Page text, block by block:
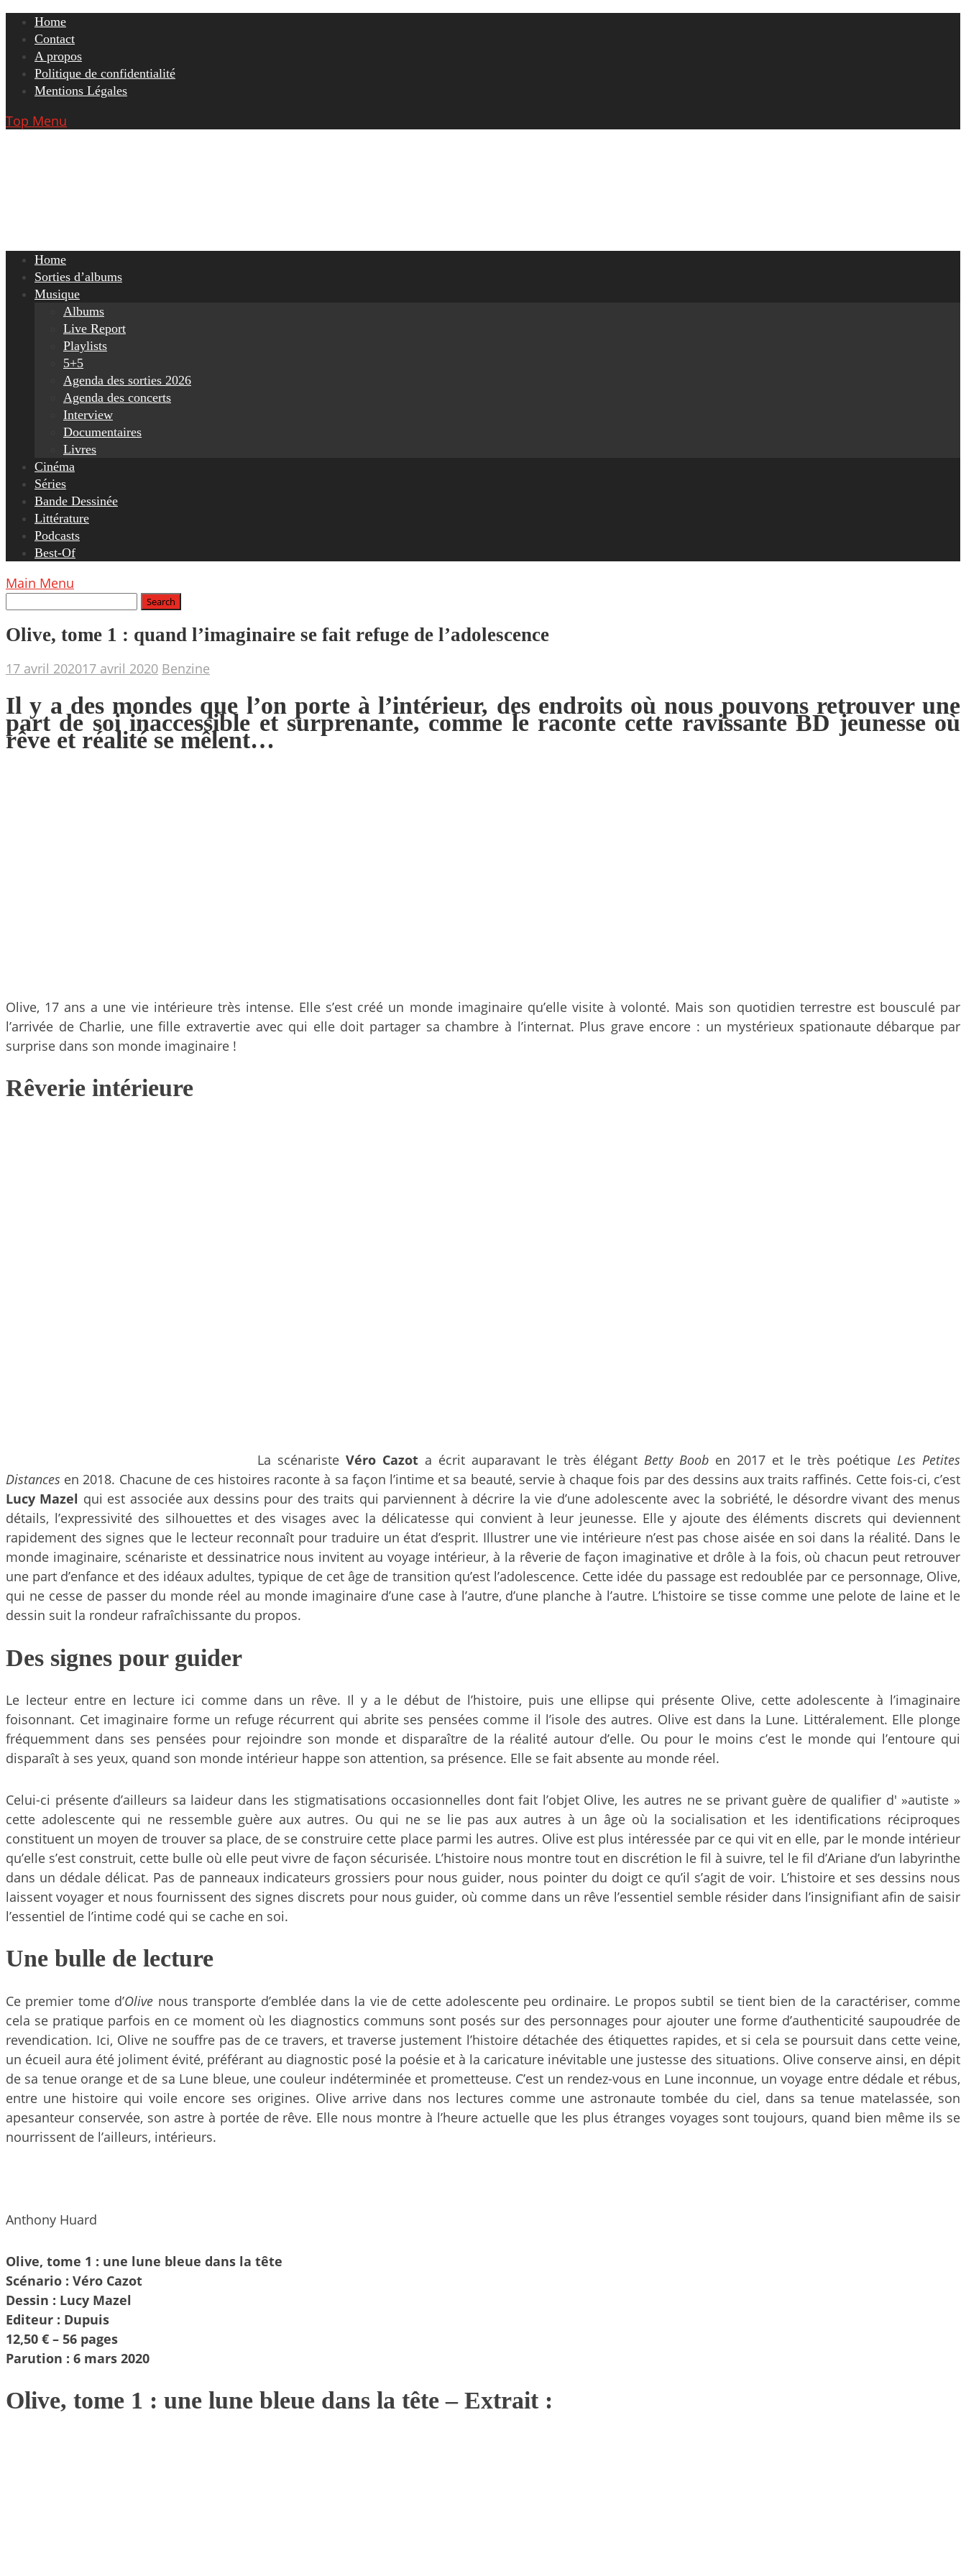
Skip
content
Home
Contact
A propos
Politique de confidentialité
Mentions Légales
Top Menu
Home
Sorties d’albums
Musique
Albums
Live Report
Playlists
5+5
Agenda des sorties 2026
Agenda des concerts
Interview
Documentaires
Livres
Cinéma
Séries
Bande Dessinée
Littérature
Podcasts
Best-Of
Main Menu
Olive, tome 1 : quand l’imaginaire se fait refuge de l’adolescence
17 avril 202017 avril 2020 Benzine
Il y a des mondes que l’on porte à l’intérieur, des endroits où nous pouvons retrouver une
part de soi inaccessible et surprenante, comme le raconte cette ravissante BD jeunesse où
rêve et réalité se mêlent…
Olive, 17 ans a une vie intérieure très intense. Elle s’est créé un monde imaginaire qu’elle visite à volonté. Mais son quotidien terrestre est bousculé par
l’arrivée de Charlie, une fille extravertie avec qui elle doit partager sa chambre à l’internat. Plus grave encore : un mystérieux spationaute débarque par
surprise dans son monde imaginaire !
Rêverie intérieure
La scénariste Véro Cazot a écrit auparavant le très élégant Betty Boob en 2017 et le très poétique Les Petites
Distances en 2018. Chacune de ces histoires raconte à sa façon l’intime et sa beauté, servie à chaque fois par des dessins aux traits raffinés. Cette fois-ci, c’est
Lucy Mazel qui est associée aux dessins pour des traits qui parviennent à décrire la vie d’une adolescente avec la sobriété, le désordre vivant des menus
détails, l’expressivité des silhouettes et des visages avec la délicatesse qui convient à leur jeunesse. Elle y ajoute des éléments discrets qui deviennent
rapidement des signes que le lecteur reconnaît pour traduire un état d’esprit. Illustrer une vie intérieure n’est pas chose aisée en soi dans la réalité. Dans le
monde imaginaire, scénariste et dessinatrice nous invitent au voyage intérieur, à la rêverie de façon imaginative et drôle à la fois, où chacun peut retrouver
une part d’enfance et des idéaux adultes, typique de cet âge de transition qu’est l’adolescence. Cette idée du passage est redoublée par ce personnage, Olive,
qui ne cesse de passer du monde réel au monde imaginaire d’une case à l’autre, d’une planche à l’autre. L’histoire se tisse comme une pelote de laine et le
dessin suit la rondeur rafraîchissante du propos.
Des signes pour guider
Le lecteur entre en lecture ici comme dans un rêve. Il y a le début de l’histoire, puis une ellipse qui présente Olive, cette adolescente à l’imaginaire
foisonnant. Cet imaginaire forme un refuge récurrent qui abrite ses pensées comme il l’isole des autres. Olive est dans la Lune. Littéralement. Elle plonge
fréquemment dans ses pensées pour rejoindre son monde et disparaître de la réalité autour d’elle. Ou pour le moins c’est le monde qui l’entoure qui
disparaît à ses yeux, quand son monde intérieur happe son attention, sa présence. Elle se fait absente au monde réel.
Celui-ci présente d’ailleurs sa laideur dans les stigmatisations occasionnelles dont fait l’objet Olive, les autres ne se privant guère de qualifier d' »autiste »
cette adolescente qui ne ressemble guère aux autres. Ou qui ne se lie pas aux autres à un âge où la socialisation et les identifications réciproques
constituent un moyen de trouver sa place, de se construire cette place parmi les autres. Olive est plus intéressée par ce qui vit en elle, par le monde intérieur
qu’elle s’est construit, cette bulle où elle peut vivre de façon sécurisée. L’histoire nous montre tout en discrétion le fil à suivre, tel le fil d’Ariane d’un labyrinthe
dans un dédale délicat. Pas de panneaux indicateurs grossiers pour nous guider, nous pointer du doigt ce qu’il s’agit de voir. L’histoire et ses dessins nous
laissent voyager et nous fournissent des signes discrets pour nous guider, où comme dans un rêve l’essentiel semble résider dans l’insignifiant afin de saisir
l’essentiel de l’intime codé qui se cache en soi.
Une bulle de lecture
Ce premier tome d’Olive nous transporte d’emblée dans la vie de cette adolescente peu ordinaire. Le propos subtil se tient bien de la caractériser, comme
cela se pratique parfois en ce moment où les diagnostics communs sont posés sur des personnages pour ajouter une forme d’authenticité saupoudrée de
revendication. Ici, Olive ne souffre pas de ce travers, et traverse justement l’histoire détachée des étiquettes rapides, et si cela se poursuit dans cette veine,
un écueil aura été joliment évité, préférant au diagnostic posé la poésie et à la caricature inévitable une justesse des situations. Olive conserve ainsi, en dépit
de sa tenue orange et de sa Lune bleue, une couleur indéterminée et prometteuse. C’est un rendez-vous en Lune inconnue, un voyage entre dédale et rébus,
entre une histoire qui voile encore ses origines. Olive arrive dans nos lectures comme une astronaute tombée du ciel, dans sa tenue matelassée, son
apesanteur conservée, son astre à portée de rêve. Elle nous montre à l’heure actuelle que les plus étranges voyages sont toujours, quand bien même ils se
nourrissent de l’ailleurs, intérieurs.
Anthony Huard
Olive, tome 1 : une lune bleue dans la tête
Scénario : Véro Cazot
Dessin : Lucy Mazel
Editeur : Dupuis
12,50 € – 56 pages
Parution : 6 mars 2020
Olive, tome 1 : une lune bleue dans la tête – Extrait :